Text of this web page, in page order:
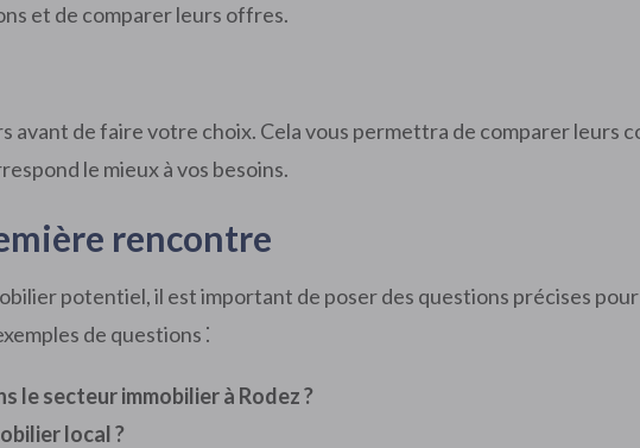
et de comparer leurs offres.
avant de faire votre choix. Cela vous permettra de comparer leurs
le mieux à vos besoins.
rencontre
potentiel, il est important de poser des questions précises
de questions ⁚
le secteur immobilier à Rodez ?
local ?